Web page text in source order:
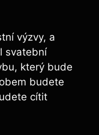
výzvy, a
svatební
který‍ bude
budete
cítit